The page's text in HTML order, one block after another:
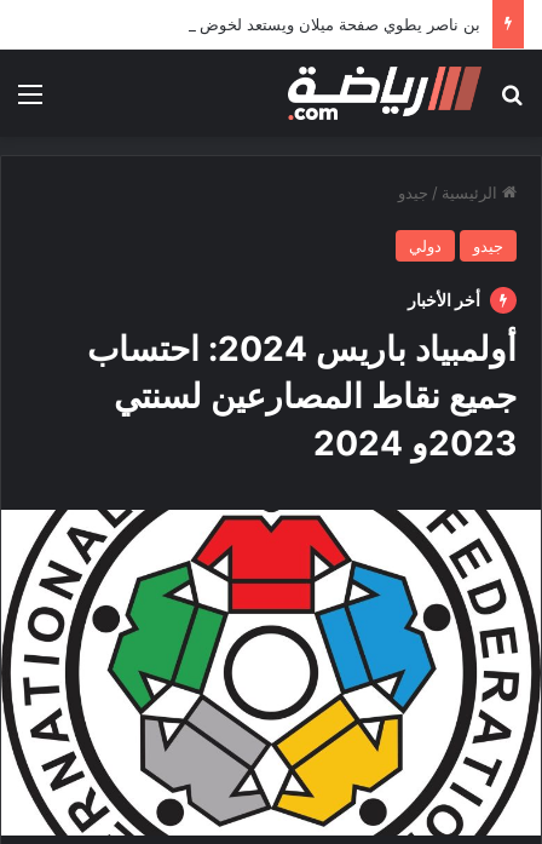
بحث عن
الرئيسية / جيدو
جيدو دولي
أخر الأخبار
أولمبياد باريس 2024: احتساب
جميع نقاط المصارعين لسنتي
2023و 2024